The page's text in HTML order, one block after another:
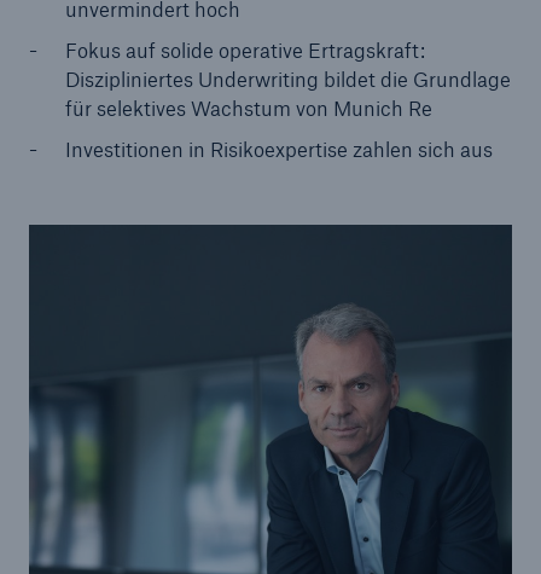
unvermindert hoch
Fokus auf solide operative Ertragskraft:
Diszipliniertes Underwriting bildet die Grundlage
für selektives Wachstum von Munich Re
Investitionen in Risikoexpertise zahlen sich aus
Naturkatastrophen
Versicherungslücke: der Anteil der nicht
versicherten Schäden aus Naturkatastrophen
seit 1980 beträgt